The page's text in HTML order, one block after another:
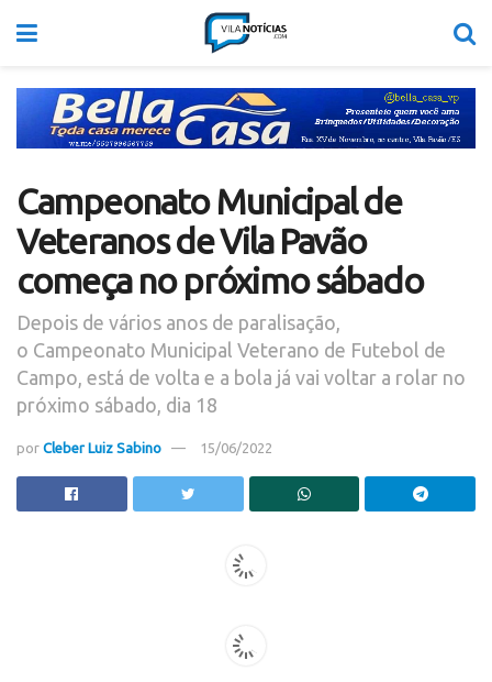
Campeonato Municipal de
Veteranos de Vila Pavão
começa no próximo sábado
Depois de vários anos de paralisação,
o Campeonato Municipal Veterano de Futebol de
Campo, está de volta e a bola já vai voltar a rolar no
próximo sábado, dia 18
por Cleber Luiz Sabino 15/06/2022